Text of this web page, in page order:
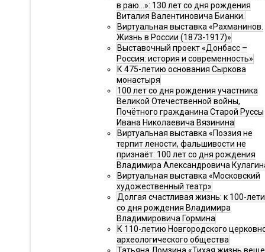
в раю…»: 130 лет со дня рождения
Виталия Валентиновича Бианки.
Виртуальная выставка «Рахманинов.
Жизнь в России (1873-1917)»
Выставочный проект «Донбасс –
Россия: история и современность»
К 475-летию основания Сыркова
монастыря
100 лет со дня рождения участника
Великой Отечественной войны,
Почётного гражданина Старой Руссы
Ивана Николаевича Вязинина
Виртуальная выставка «Поэзия не
терпит лености, фальшивости не
признаёт: 100 лет со дня рождения
Владимира Александровича
Виртуальная выставка «Московский
художественный театр»
Долгая счастливая жизнь: к 100-
со дня рождения Владимира
Владимировича Гормина
К 110-летию Новгородского
археологического общества